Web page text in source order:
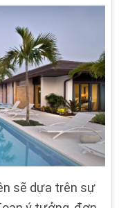
sẽ dựa trên sự